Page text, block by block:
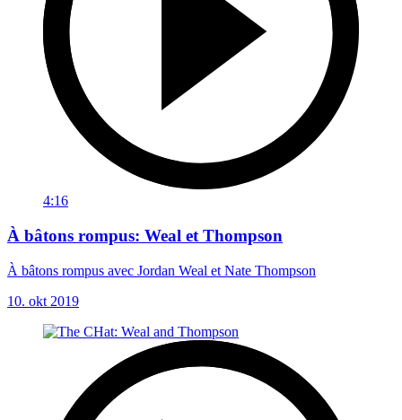
4:16
À bâtons rompus: Weal et Thompson
À bâtons rompus avec Jordan Weal et Nate Thompson
10. okt 2019